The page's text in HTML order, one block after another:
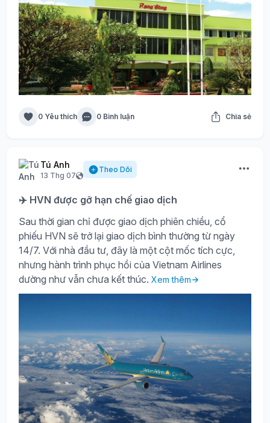
0 Yêu thích 0 Bình luận Chia sẻ
Tú Anh
13 Thg 07
Theo Dõi
✈️ HVN được gỡ hạn chế giao dịch
Sau thời gian chỉ được giao dịch phiên chiều, cổ
phiếu HVN sẽ trở lại giao dịch bình thường từ ngày
14/7. Với nhà đầu tư, đây là một cột mốc tích cực,
nhưng hành trình phục hồi của Vietnam Airlines
dường như vẫn chưa kết thúc. Xem thêm